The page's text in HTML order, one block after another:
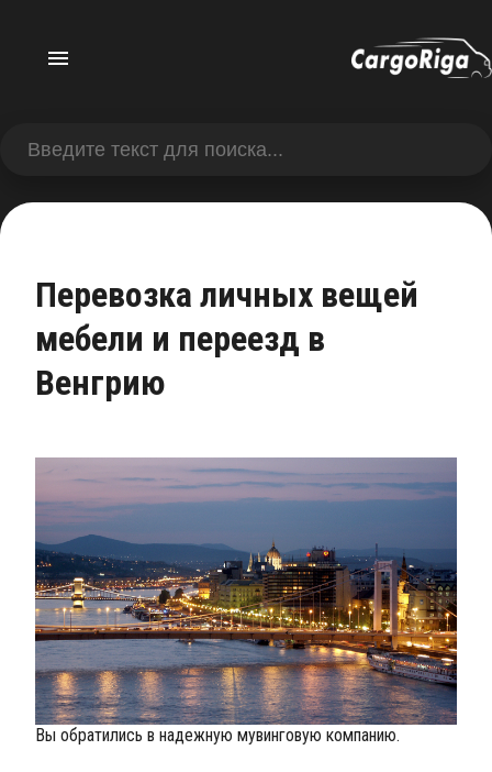
Перевозка личных вещей
мебели и переезд в
Венгрию
Вы обратились в надежную мувинговую компанию.